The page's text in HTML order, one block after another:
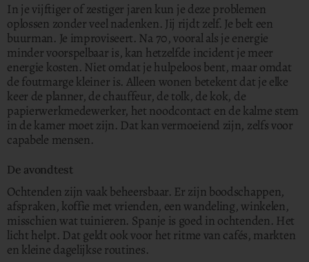
In je vijftiger of zestiger jaren kun je deze problemen
oplossen zonder veel nadenken. Jij rijdt zelf. Je belt een
buurman. Je improviseert. Na 70, vooral als je energie
minder voorspelbaar is, kan hetzelfde incident je meer
energie kosten. Niet omdat je hulpeloos bent, maar omdat
de foutmarge kleiner is. Alleen wonen betekent dat je elke
keer de planner, de chauffeur, de tolk, de kok, de
papierwerkmedewerker, het noodcontact en de kalme stem
in de kamer moet zijn. Dat kan vermoeiend zijn, zelfs voor
capabele mensen.
De avondtest
Ochtenden zijn vaak beheersbaar. Er zijn boodschappen,
afspraken, koffie met vrienden, een wandeling, winkelen,
misschien wat tuinieren. Spanje is goed in ochtenden. Het
licht helpt. Dat geldt ook voor het ritme van cafés, markten
en kleine dagelijkse routines.